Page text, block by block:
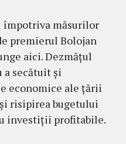
împotriva măsurilor
premierul Bolojan
aici. Dezmățul
secătuit și
economice ale țării
risipirea bugetului
investiții profitabile.